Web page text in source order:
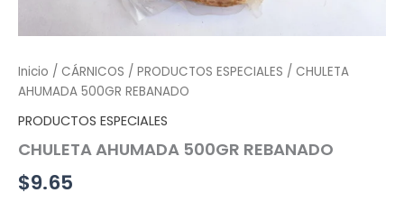
Inicio / CÁRNICOS / PRODUCTOS ESPECIALES / CHULETA
AHUMADA 500GR REBANADO
PRODUCTOS ESPECIALES
CHULETA AHUMADA 500GR REBANADO
$9.65